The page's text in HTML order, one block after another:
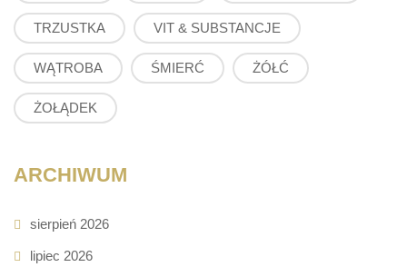
TRZUSTKA VIT & SUBSTANCJE
WĄTROBA ŚMIERĆ ŻÓŁĆ
ŻOŁĄDEK
ARCHIWUM
sierpień 2026
lipiec 2026